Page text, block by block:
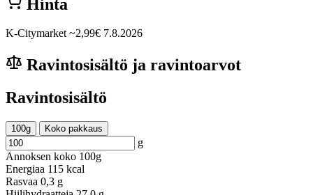
Hinta
K-Citymarket ~2,99€ 7.8.2026
Ravintosisältö ja ravintoarvot
Ravintosisältö
100g Koko pakkaus
g
Annoksen koko 100g
Energiaa 115 kcal
Rasvaa 0,3 g